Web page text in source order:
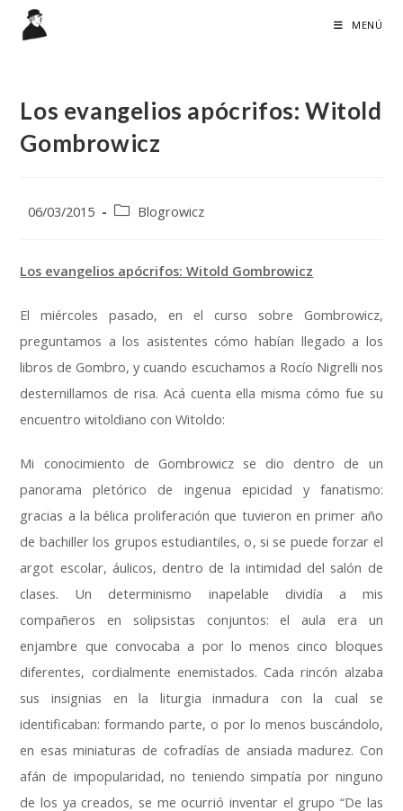
MENÚ
Los evangelios apócrifos: Witold
Gombrowicz
Publicación
entrada:
06/03/2015
Categoría
entrada:
Blogrowicz
Los evangelios apócrifos: Witold Gombrowicz
El miércoles pasado, en el curso sobre Gombrowicz,
preguntamos a los asistentes cómo habían llegado a los
libros de Gombro, y cuando escuchamos a Rocío Nigrelli nos
desternillamos de risa. Acá cuenta ella misma cómo fue su
encuentro witoldiano con Witoldo:
Mi conocimiento de Gombrowicz se dio dentro de un
panorama pletórico de ingenua epicidad y fanatismo:
gracias a la bélica proliferación que tuvieron en primer año
de bachiller los grupos estudiantiles, o, si se puede forzar el
argot escolar, áulicos, dentro de la intimidad del salón de
clases. Un determinismo inapelable dividía a mis
compañeros en solipsistas conjuntos:el aula era un
enjambre que convocaba a por lo menos cinco bloques
diferentes, cordialmente enemistados. Cada rincón alzaba
sus insignias en la liturgia inmadura con la cual se
identificaban: formando parte, o por lo menos buscándolo,
en esas miniaturas de cofradías de ansiada madurez. Con
afán de impopularidad, no teniendo simpatía por ninguno
de los ya creados, se me ocurrió inventar el grupo “De las